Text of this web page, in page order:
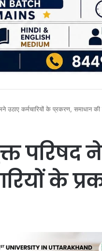
उठाए कर्मचारियों के प्रकरण, समाधान की
के